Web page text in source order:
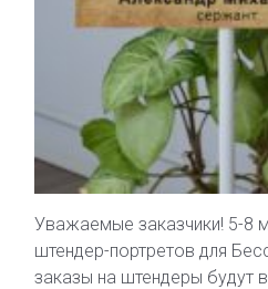
Уважаемые заказчики! 5-8
штендер-портретов для
заказы на штендеры будут